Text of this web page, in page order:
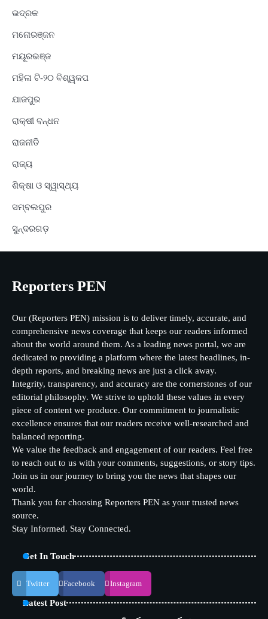
ଭଦ୍ରକ
ମନୋରଞ୍ଜନ
ମୟୂରଭଞ୍ଜ
ମହିଳା ଟି-୨୦ ବିଶ୍ୱକପ
ଯାଜପୁର
ରାକ୍ଷୀ ବନ୍ଧନ
ରାଜନୀତି
ରାଜ୍ୟ
ଶିକ୍ଷା ଓ ସ୍ୱାସ୍ଥ୍ୟ
ସମ୍ବଲପୁର
ସୁନ୍ଦରଗଡ଼
Reporters PEN
Our (Reporters PEN) mission is to deliver timely, accurate, and
comprehensive news coverage that keeps our readers informed
about the world around them. As a leading news portal, we are
dedicated to providing a platform where the latest headlines, in-
depth reports, and breaking news are just a click away.
Integrity, transparency, and accuracy are the cornerstones of our
editorial philosophy. We strive to uphold these values in every
piece of content we produce. Our commitment to journalistic
excellence ensures that our readers receive well-researched and
balanced reporting.
We value the feedback and engagement of our readers. Feel free
to reach out to us with your comments, suggestions, or story tips.
Join us in our journey to bring you the news that shapes our
world.
Thank you for choosing Reporters PEN as your trusted news
source.
Stay Informed. Stay Connected.
Get In Touch
Twitter Facebook Instagram
Latest Post